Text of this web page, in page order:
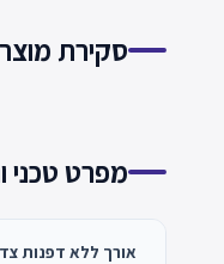
סקירת מוצר
מפרט טכני
אורך ללא דפנות